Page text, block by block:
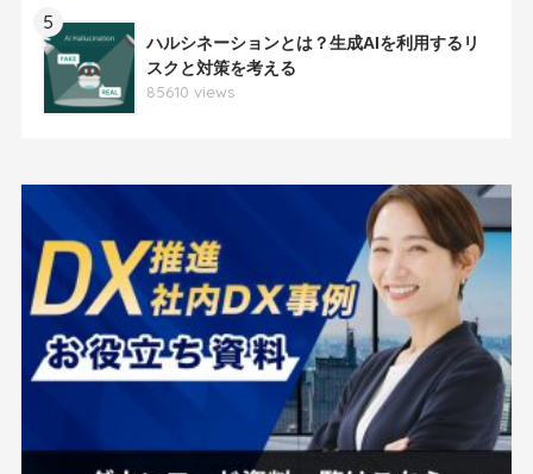
5
ハルシネーションとは？生成AIを利用するリ
スクと対策を考える
85610 views